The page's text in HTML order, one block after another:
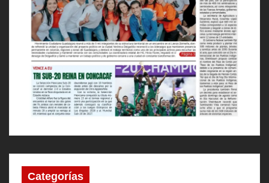
Categorías